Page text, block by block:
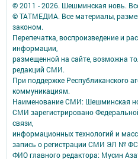
© 2011 - 2026. Шешминская новь.
© ТАТМЕДИА. Все материалы,
законом.
Перепечатка, воспроизведение и
информации,
размещенной на сайте, возможна
редакций СМИ.
При поддержке Республиканского
коммуникациям.
Наименование СМИ: Шешминская
СМИ зарегистрировано
связи,
информационных технологий и
запись о регистрации СМИ ЭЛ № ФС
ФИО главного редактора: Мусин